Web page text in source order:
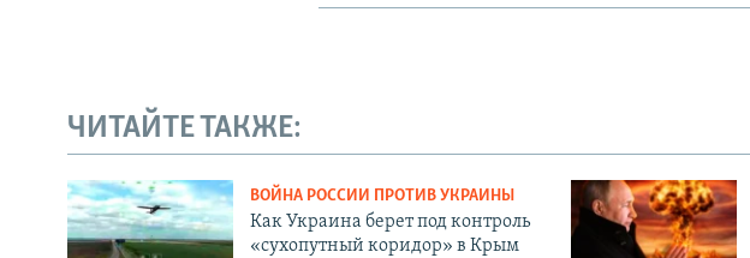
ЧИТАЙТЕ ТАКЖЕ:
ВОЙНА РОССИИ ПРОТИВ УКРАИНЫ
Как Украина берет под контроль
«сухопутный коридор» в Крым